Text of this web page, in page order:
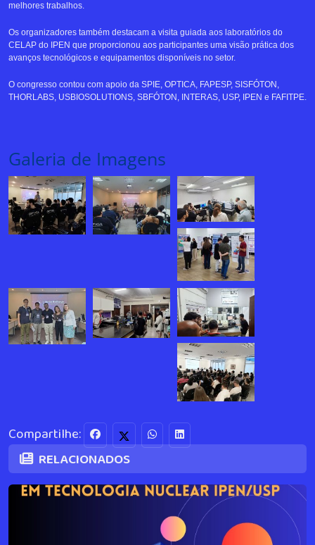
melhores trabalhos.
Os organizadores também destacam a visita guiada aos laboratórios do
CELAP do IPEN que proporcionou aos participantes uma visão prática dos
avanços tecnológicos e equipamentos disponíveis no setor.
O congresso contou com apoio da SPIE, OPTICA, FAPESP, SISFÓTON,
THORLABS, USBIOSOLUTIONS, SBFÓTON, INTERAS, USP, IPEN e FAFITPE.
Galeria de Imagens
Compartilhe:
RELACIONADOS